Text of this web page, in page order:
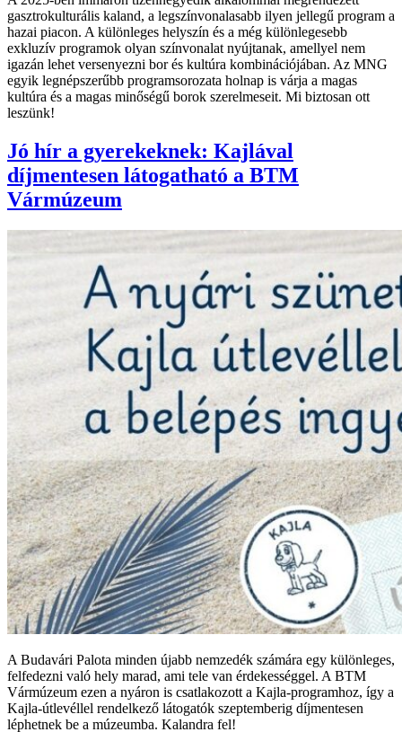
gasztrokulturális kaland, a legszínvonalasabb ilyen jellegű program a
hazai piacon. A különleges helyszín és a még különlegesebb
exkluzív programok olyan színvonalat nyújtanak, amellyel nem
igazán lehet versenyezni bor és kultúra kombinációjában. Az MNG
egyik legnépszerűbb programsorozata holnap is várja a magas
kultúra és a magas minőségű borok szerelmeseit. Mi biztosan ott
leszünk!
Jó hír a gyerekeknek: Kajlával
díjmentesen látogatható a BTM
Vármúzeum
A Budavári Palota minden újabb nemzedék számára egy különleges,
felfedezni való hely marad, ami tele van érdekességgel. A BTM
Vármúzeum ezen a nyáron is csatlakozott a Kajla-programhoz, így a
Kajla-útlevéllel rendelkező látogatók szeptemberig díjmentesen
léphetnek be a múzeumba. Kalandra fel!